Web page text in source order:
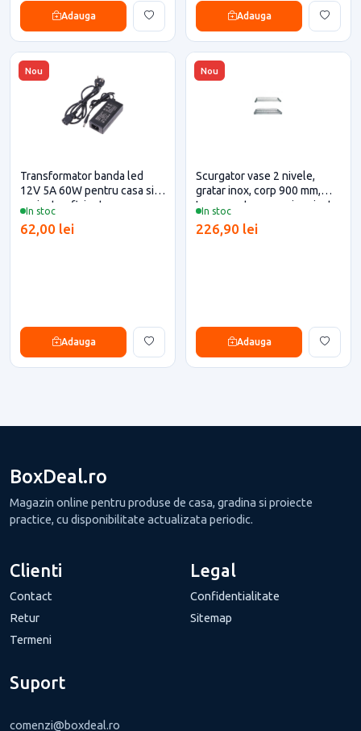
Adauga Adauga
Nou
In stoc
Transformator banda led
12V 5A 60W pentru casa si
proiecte eficiente
62,00 lei
Adauga
Nou
In stoc
Scurgator vase 2 nivele,
gratar inox, corp 900 mm,
Inoxa pentru casa si proiecte
226,90 lei
Adauga
BoxDeal.ro
Magazin online pentru produse de casa, gradina si proiecte
practice, cu disponibilitate actualizata periodic.
Clienti
Contact
Retur
Termeni
Legal
Confidentialitate
Sitemap
Suport
comenzi@boxdeal.ro